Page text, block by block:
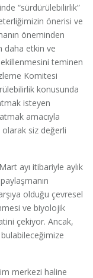
“sürdürülebilirlik”
önerisi ve
öneminden
daha etkin ve
teminen
Komitesi
konusunda
isteyen
amacıyla
olarak siz değerli
ayı itibariyle aylık
olduğu çevresel
ve biyolojik
çekiyor. Ancak,
merkezi haline